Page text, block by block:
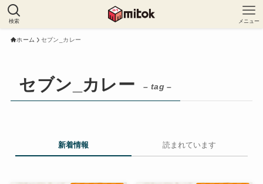
検索 メニュー
ホーム セブン_カレー
セブン_カレー – tag –
新着情報 読まれています